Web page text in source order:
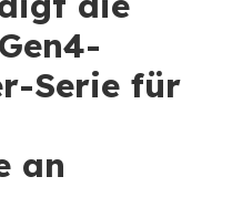
Serie für
an